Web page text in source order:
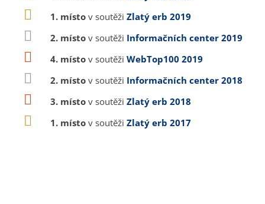
1. místo v soutěži Zlatý erb 2019
2. místo v soutěži Informačních center 2019
4. místo v soutěži WebTop100 2019
2. místo v soutěži Informačních center 2018
3. místo v soutěži Zlatý erb 2018
1. místo v soutěži Zlatý erb 2017